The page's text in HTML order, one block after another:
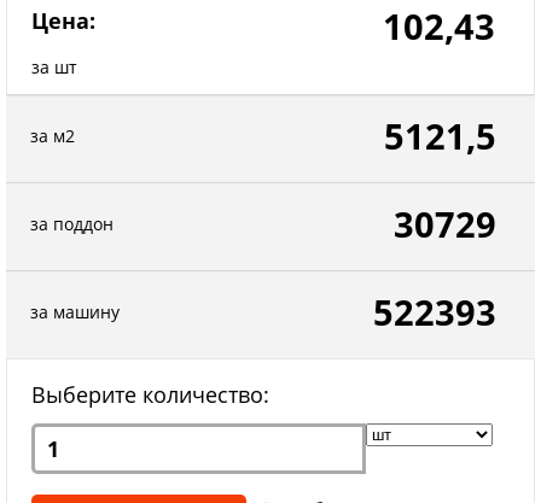
Цена:
за шт
102,43
за м2 5121,5
за поддон 30729
за машину 522393
Выберите количество: